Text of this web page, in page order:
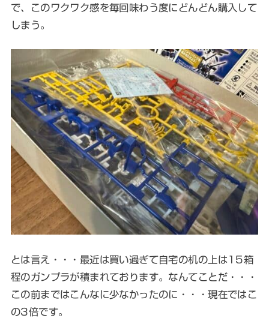
で、このワクワク感を毎回味わう度にどんどん購入して
しまう。
とは言え・・・最近は買い過ぎて自宅の机の上は15箱
程のガンプラが積まれております。なんてことだ・・・
この前まではこんなに少なかったのに・・・現在ではこ
の3倍です。